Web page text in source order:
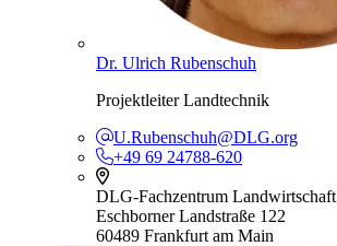
Dr. Ulrich Rubenschuh
Projektleiter Landtechnik
U.Rubenschuh@DLG.org
+49 69 24788-620
DLG-Fachzentrum Landwirtschaft
Eschborner Landstraße 122
60489 Frankfurt am Main